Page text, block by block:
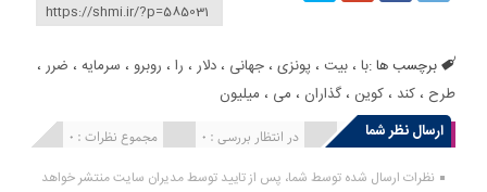
برچسب ها :با ،بیت ،پونزی ،جهانی ،دلار ، را ، روبرو ، سرمایه ، ضرر ،
طرح ،کند ،کوین ،گذاران ، می ، میلیون
ارسال نظر شما
مجموع نظرات : 0 در انتظار بررسی : 0 انتشار یافته : 0
نظرات ارسال شده توسط شما، پس از تایید توسط مدیران سایت منتشر خواهد